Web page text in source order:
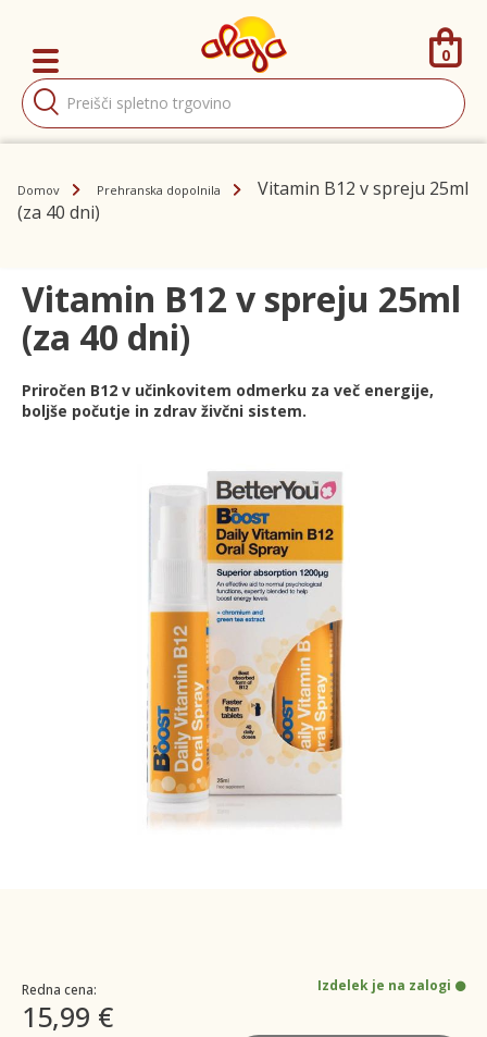
Products
search
0
Domov Prehranska dopolnila
Vitamin B12 v spreju 25ml
(za 40 dni)
Vitamin B12 v spreju 25ml
(za 40 dni)
Priročen B12 v učinkovitem odmerku za več energije,
boljše počutje in zdrav živčni sistem.
Redna cena:
15,99 €
Izdelek je na zalogi